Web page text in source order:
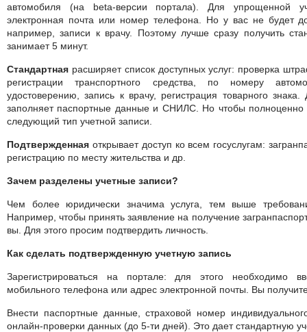
автомобиля (на beta-версии портала). Для упрощенной
электронная почта или номер телефона. Но у вас не будет
например, записи к врачу. Поэтому лучше сразу получить
занимает 5 минут.
Стандартная расширяет список доступных услуг: проверка
регистрации транспортного средства, по номеру
удостоверению, запись к врачу, регистрация товарного
заполняет паспортные данные и СНИЛС. Но чтобы полноценно
следующий тип учетной записи.
Подтвержденная открывает доступ ко всем госуслугам:
регистрацию по месту жительства и др.
Зачем разделены учетные записи?
Чем более юридически значима услуга, тем выше
Например, чтобы принять заявление на получение
вы. Для этого просим подтвердить личность.
Как сделать подтвержденную учетную запись
Зарегистрироваться на портале: для этого необходимо
мобильного телефона или адрес электронной почты. Вы
Внести паспортные данные, страховой номер
онлайн-проверки данных (до 5-ти дней). Это дает стандартную